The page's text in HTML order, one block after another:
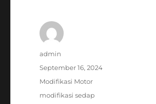
Author
admin
Posted
September 16, 2024
Categories
Modifikasi Motor
Tags
modifikasi sedap